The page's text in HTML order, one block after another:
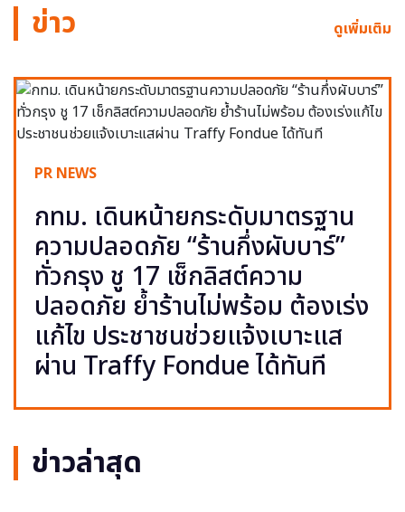
ข่าว ดูเพิ่มเติม
PR NEWS
กทม. เดินหน้ายกระดับมาตรฐาน
ความปลอดภัย “ร้านกึ่งผับบาร์”
ทั่วกรุง ชู 17 เช็กลิสต์ความ
ปลอดภัย ย้ำร้านไม่พร้อม ต้องเร่ง
แก้ไข ประชาชนช่วยแจ้งเบาะแส
ผ่าน Traffy Fondue ได้ทันที
ข่าวล่าสุด